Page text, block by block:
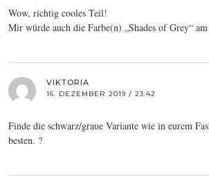
Wow, richtig cooles Teil!
Mir würde auch die Farbe(n) „Shades of Grey“
VIKTORIA
16. DEZEMBER 2019 / 23:42
Finde die schwarz/graue Variante wie in eurem
besten. ?